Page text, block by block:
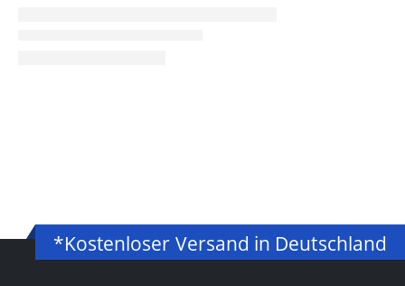
*Kostenloser Versand in Deutschland